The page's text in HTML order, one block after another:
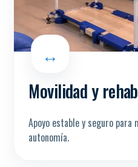
↔
Movilidad y
Apoyo estable y seguro
autonomía.